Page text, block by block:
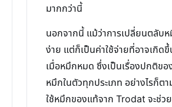
มากกว่านี้
นอกจากนี้ แม้ว่าการเปลี่ยนตลับห
ง่าย แต่ก็เป็นค่าใช้จ่ายที่อาจเกิด
เมื่อหมึกหมด ซึ่งเป็นเรื่องปกติขอ
หมึกในตัวทุกประเภท อย่างไรก็ตา
ใช้หมึกของแท้จาก Trodat จะช่ว